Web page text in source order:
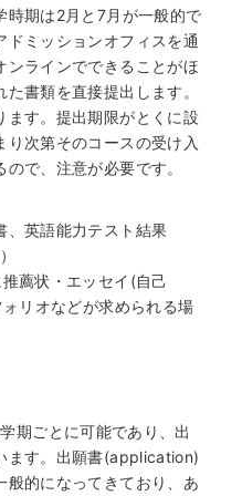
時期は2月と7月が一般的で
ドミッションオフィスを通
ンラインでできることがほ
書類を直接提出します。
ます。提出期限がとくに設
り次第そのコースの受け入
で、注意が必要です。
、英語能力テスト結果
薦状・エッセイ(自己
リオなどが求められる場
期ごとに可能であり、出
ます。出願書(application)
般的になってきており、あ